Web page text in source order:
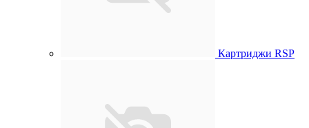
Картриджи RSP